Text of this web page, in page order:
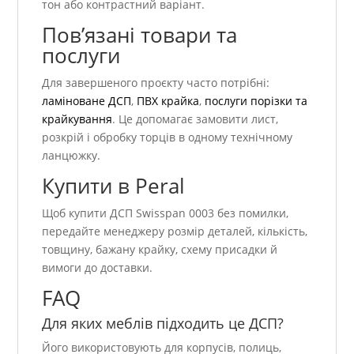
тон або контрастний варіант.
Пов’язані товари та
послуги
Для завершеного проєкту часто потрібні:
ламіноване ДСП, ПВХ крайка, послуги порізки та
крайкування. Це допомагає замовити лист,
розкрій і обробку торців в одному технічному
ланцюжку.
Купити в Peral
Щоб купити ДСП Swisspan 0003 без помилки,
передайте менеджеру розмір деталей, кількість,
товщину, бажану крайку, схему присадки й
вимоги до доставки.
FAQ
Для яких меблів підходить це ДСП?
Його використовують для корпусів, полиць,